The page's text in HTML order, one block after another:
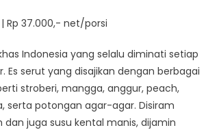
Rp 37.000,- net/porsi
Indonesia yang selalu diminati setiap
Es serut yang disajikan dengan berbagai
stroberi, mangga, anggur, peach,
serta potongan agar-agar. Disiram
juga susu kental manis, dijamin